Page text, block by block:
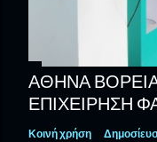
ΑΘΗΝΑ
ΕΠΙΧΕΊΡΗΣΗ
Κοινή χρήση